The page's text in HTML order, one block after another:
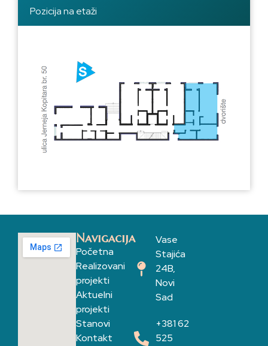
Pozicija na etaži
Navigacija
Početna
Realizovani
projekti
Aktuelni
projekti
Stanovi
Kontakt
Vase
Stajića
24B,
Novi
Sad
+381 62
525